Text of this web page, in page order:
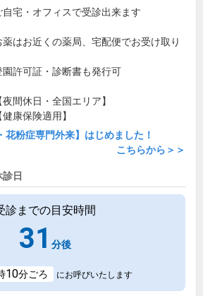
自宅・オフィスで受診出来ます
薬はお近くの薬局、宅配便でお受け取り
園許可証・診断書も発行可
夜間休日・全国エリア】
健康保険適用】
花粉症専門外来】はじめました！
こちらから＞＞
日
診までの目安時間
31 分後
10分ごろ にお呼びいたします